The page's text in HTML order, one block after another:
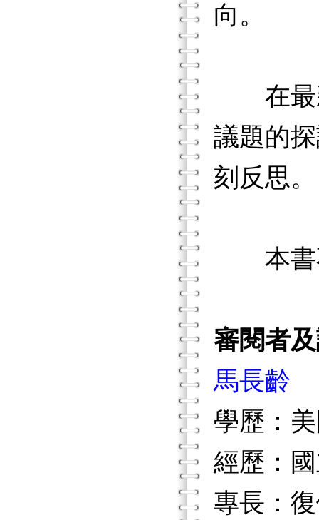
向。
在最新
議題的
刻反思。
本書不
審閱者
馬長齡
學歷：
經歷：
專長：